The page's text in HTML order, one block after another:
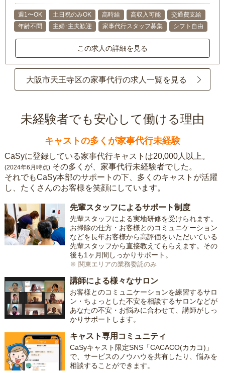
週1〜OK 土日祝のみOK 高時給 高収入可能
交通費支給
年齢不問
主婦･主夫歓迎 家事代行スタッフ募集 シフト自由
この求人の詳細を見る
大阪市天王寺区の家事代行の求人一覧を見る
未経験者でも安心して働ける理由
キャストの多くが家事代行未経験
CaSyに登録している家事代行キャストは20,000人以上。
(2024年6月時点) その多くが、家事代行未経験者でした。
それでもCaSy本部のサポートの下、多くのキャストが活躍
し、たくさんのお客様を笑顔にしています。
先輩スタッフによるサポート制度
先輩スタッフによる実地研修を受けられます。
お掃除の仕方・お客様とのコミュニケーション
などを長年お客様から高評価をいただいている
先輩スタッフから直接教えてもらえます。その
後も1ヶ月間しっかりサポート。
※ 関東エリアの業務委託のみ
講師による様々なサロン
お客様とのコミュニケーションを練習するサロ
ン・ちょっとした不安を相談するサロンなどが
あなたの不安・お悩みに合わせて、講師がしっ
かりサポートします。
キャスト専用コミュニティ
CaSyキャスト限定SNS「CACACO(カカコ)」
で、サービスのノウハウを共有したり、悩みを
相談することができます。